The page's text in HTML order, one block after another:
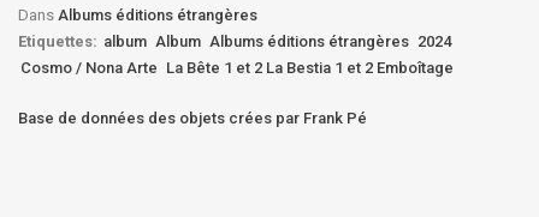
Dans Albums éditions étrangères
Etiquettes: album Album Albums éditions étrangères 2024
Cosmo / Nona Arte La Bête 1 et 2 La Bestia 1 et 2 Emboîtage
Base de données des objets crées par Frank Pé